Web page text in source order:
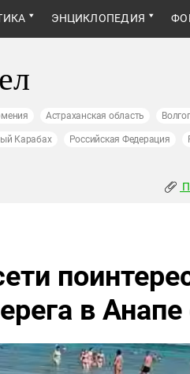
ЭНЦИКЛОПЕДИЯ
Астраханская область
Карабах Российская Федерация
в